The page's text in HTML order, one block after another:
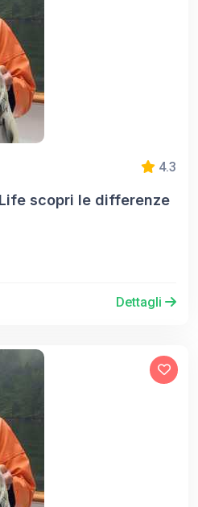
4.3
scopri le differenze
Dettagli